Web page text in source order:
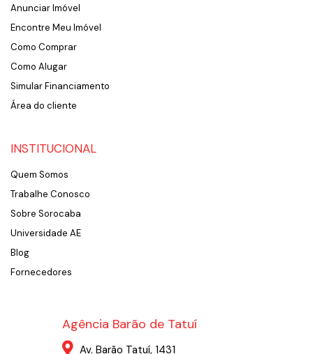
Anunciar Imóvel
Encontre Meu Imóvel
Como Comprar
Como Alugar
Simular Financiamento
Área do cliente
INSTITUCIONAL
Quem Somos
Trabalhe Conosco
Sobre Sorocaba
Universidade AE
Blog
Fornecedores
Agência Barão de Tatuí
Av. Barão Tatuí, 1431